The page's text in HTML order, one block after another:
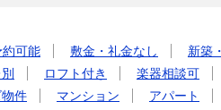
可能
敷金・礼金なし 新築
ロフト付き 楽器相談可
件
マンション アパート